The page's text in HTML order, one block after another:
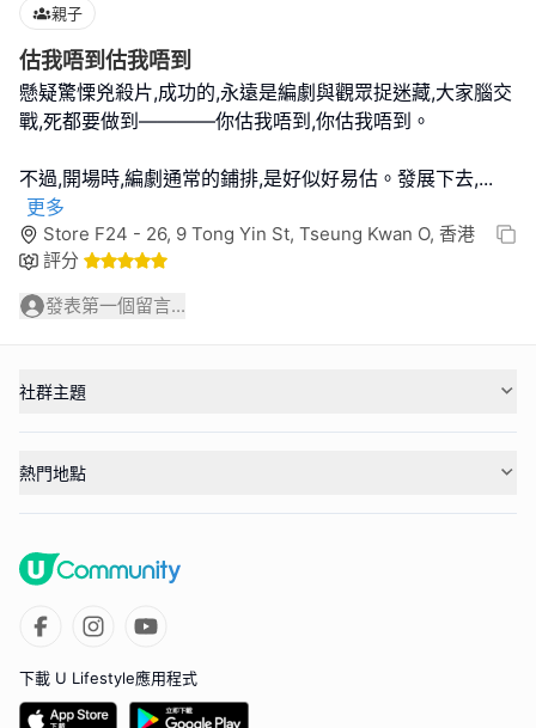
親子
估我唔到估我唔到
懸疑驚慄兇殺片,成功的,永遠是編劇與觀眾捉迷藏,大家腦交
戰,死都要做到————你估我唔到,你估我唔到。
不過,開場時,編劇通常的鋪排,是好似好易估。發展下去,...
更多
Store F24 - 26, 9 Tong Yin St, Tseung Kwan O, 香港
評分
發表第一個留言...
社群主題
熱門地點
下載 U Lifestyle應用程式